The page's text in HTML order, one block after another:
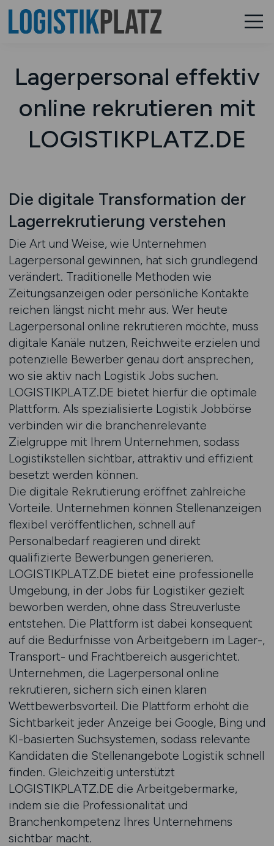
Lagerpersonal effektiv
online rekrutieren mit
LOGISTIKPLATZ.DE
Die digitale Transformation der
Lagerrekrutierung verstehen
Die Art und Weise, wie Unternehmen
Lagerpersonal gewinnen, hat sich grundlegend
verändert. Traditionelle Methoden wie
Zeitungsanzeigen oder persönliche Kontakte
reichen längst nicht mehr aus. Wer heute
Lagerpersonal online rekrutieren möchte, muss
digitale Kanäle nutzen, Reichweite erzielen und
potenzielle Bewerber genau dort ansprechen,
wo sie aktiv nach Logistik Jobs suchen.
LOGISTIKPLATZ.DE bietet hierfür die optimale
Plattform. Als spezialisierte Logistik Jobbörse
verbinden wir die branchenrelevante
Zielgruppe mit Ihrem Unternehmen, sodass
Logistikstellen sichtbar, attraktiv und effizient
besetzt werden können.
Die digitale Rekrutierung eröffnet zahlreiche
Vorteile. Unternehmen können Stellenanzeigen
flexibel veröffentlichen, schnell auf
Personalbedarf reagieren und direkt
qualifizierte Bewerbungen generieren.
LOGISTIKPLATZ.DE bietet eine professionelle
Umgebung, in der Jobs für Logistiker gezielt
beworben werden, ohne dass Streuverluste
entstehen. Die Plattform ist dabei konsequent
auf die Bedürfnisse von Arbeitgebern im Lager-,
Transport- und Frachtbereich ausgerichtet.
Unternehmen, die Lagerpersonal online
rekrutieren, sichern sich einen klaren
Wettbewerbsvorteil. Die Plattform erhöht die
Sichtbarkeit jeder Anzeige bei Google, Bing und
KI-basierten Suchsystemen, sodass relevante
Kandidaten die Stellenangebote Logistik schnell
finden. Gleichzeitig unterstützt
LOGISTIKPLATZ.DE die Arbeitgebermarke,
indem sie die Professionalität und
Branchenkompetenz Ihres Unternehmens
sichtbar macht.